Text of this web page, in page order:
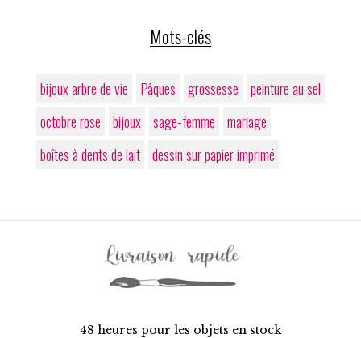
Mots-clés
bijoux arbre de vie Pâques grossesse
peinture au sel
octobre rose
bijoux sage-femme
mariage
boîtes à dents de lait dessin sur papier imprimé
48 heures pour les objets en stock